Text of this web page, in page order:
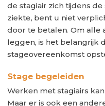
de stagiair zich tijdens
ziekte, bent u niet
door te betalen. Om alle
leggen, is het belangrijk
stageovereenkomst
Stage begeleiden
Werken met stagiairs
Maar er is ook een